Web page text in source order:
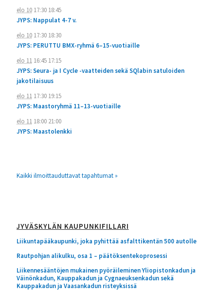
elo 1017:30 18:45
JYPS: Nappulat 4-7 v.
elo 1017:30 18:30
JYPS: PERUTTU BMX-ryhmä 6–15-vuotiaille
elo 1116:45 17:15
JYPS: Seura- ja I Cycle -vaatteiden sekä SQlabin satuloiden
jakotilaisuus
elo 1117:30 19:15
JYPS: Maastoryhmä 11–13-vuotiaille
elo 1118:00 21:00
JYPS: Maastolenkki
Kaikki ilmoittauduttavat tapahtumat »
JYVÄSKYLÄN KAUPUNKIFILLARI
Liikuntapääkaupunki, joka pyhittää asfalttikentän 500 autolle
Rautpohjan alikulku, osa 1 – päätöksentekoprosessi
Liikennesääntöjen mukainen pyöräileminen Yliopistonkadun ja
Väinönkadun, Kauppakadun ja Cygnaeuksenkadun sekä
Kauppakadun ja Vaasankadun risteyksissä